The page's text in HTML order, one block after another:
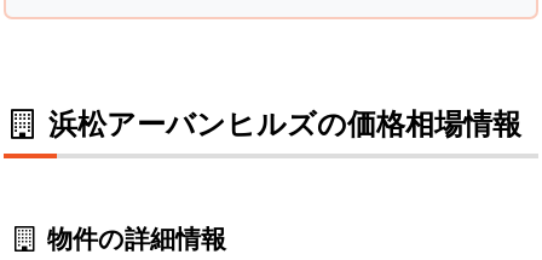
浜松アーバンヒルズの価格相場情報
物件の詳細情報